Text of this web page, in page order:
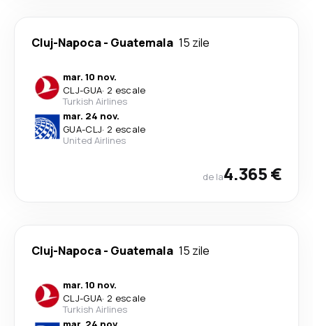
Cluj-Napoca- Guatemala 15 zile
mar. 10 nov.
CLJ-GUA· 2 escale
Turkish Airlines
mar. 24 nov.
GUA-CLJ· 2 escale
United Airlines
de la4.365 €
Cluj-Napoca- Guatemala 15 zile
mar. 10 nov.
CLJ-GUA· 2 escale
Turkish Airlines